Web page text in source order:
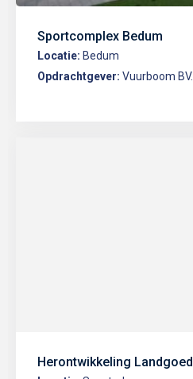
Sportcomplex Bedum
Locatie: Bedum
Opdrachtgever: Vuurboom BV.
Herontwikkeling Landgoed